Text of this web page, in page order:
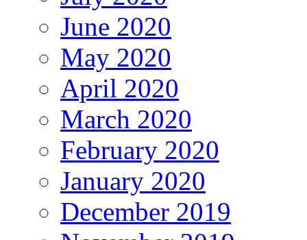
June 2020
May 2020
April 2020
March 2020
February 2020
January 2020
December 2019